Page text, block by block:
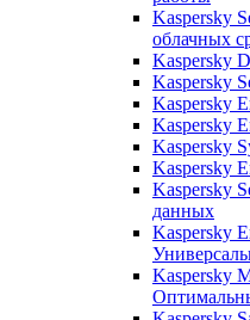
Kaspersky
облачных
Kaspersky
Kaspersky
Kaspersky
Kaspersky
Kaspersky
Kaspersky
Kaspersky
данных
Kaspersky
Kaspersky